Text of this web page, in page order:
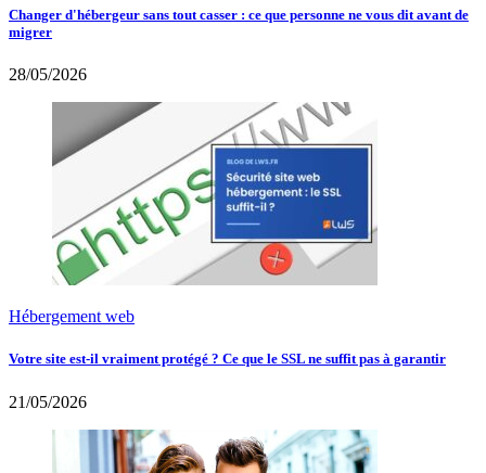
Changer d'hébergeur sans tout casser : ce que personne ne vous dit avant de
migrer
28/05/2026
Hébergement web
Votre site est-il vraiment protégé ? Ce que le SSL ne suffit pas à garantir
21/05/2026